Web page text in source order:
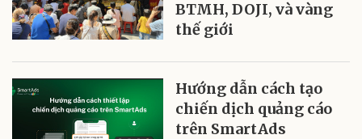
BTMH, DOJI, và vàng
thế giới
Hướng dẫn cách tạo
chiến dịch quảng cáo
trên SmartAds